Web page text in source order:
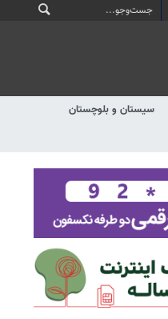
سیستان و بلوچستان